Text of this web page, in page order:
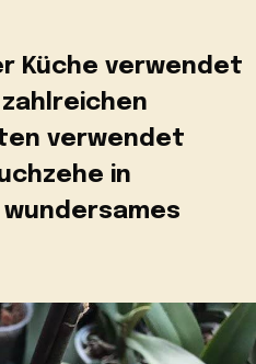
Küche verwendet
verwendet
in